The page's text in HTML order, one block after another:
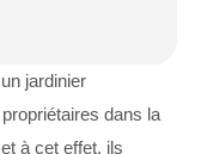
jardinier
dans la
à cet effet, ils